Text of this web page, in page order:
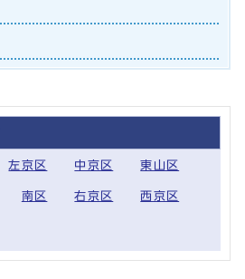
左京区 中京区 東山区
南区 右京区 西京区